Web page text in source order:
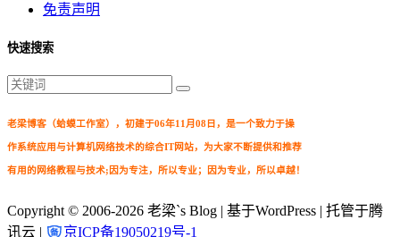
免责声明
快速搜索
老梁博客（蛤蟆工作室），初建于06年11月08日，是一个致力于操
作系统应用与计算机网络技术的综合IT网站，为大家不断提供和推荐
有用的网络教程与技术;因为专注，所以专业；因为专业，所以卓越！
Copyright © 2006-2026 老梁`s Blog | 基于WordPress | 托管于腾
讯云 |
京ICP备19050219号-1